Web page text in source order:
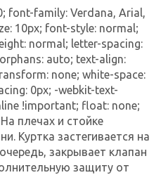
font-family: Verdana, Arial,
10px; font-style: normal;
normal; letter-spacing:
auto; text-align:
none; white-space:
0px; -webkit-text-
!important; float: none;
плечах и стойке
Куртка застегивается на
закрывает клапан
защиту от